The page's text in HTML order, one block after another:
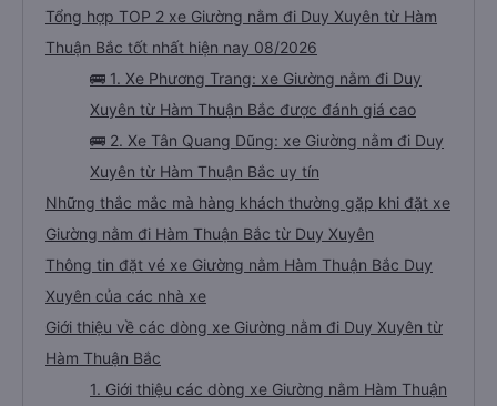
Tổng hợp TOP 2 xe Giường nằm đi Duy Xuyên từ Hàm
Thuận Bắc tốt nhất hiện nay 08/2026
🚌 1. Xe Phương Trang: xe Giường nằm đi Duy
Xuyên từ Hàm Thuận Bắc được đánh giá cao
🚌 2. Xe Tân Quang Dũng: xe Giường nằm đi Duy
Xuyên từ Hàm Thuận Bắc uy tín
Những thắc mắc mà hàng khách thường gặp khi đặt xe
Giường nằm đi Hàm Thuận Bắc từ Duy Xuyên
Thông tin đặt vé xe Giường nằm Hàm Thuận Bắc Duy
Xuyên của các nhà xe
Giới thiệu về các dòng xe Giường nằm đi Duy Xuyên từ
Hàm Thuận Bắc
1. Giới thiệu các dòng xe Giường nằm Hàm Thuận